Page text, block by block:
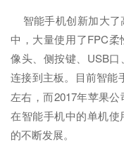
智能手机创新加大了
中，大量使用了FPC
像头、侧按键、USB
连接到主板。目前智能
左右，而2017年苹果
在智能手机中的单机
的不断发展。